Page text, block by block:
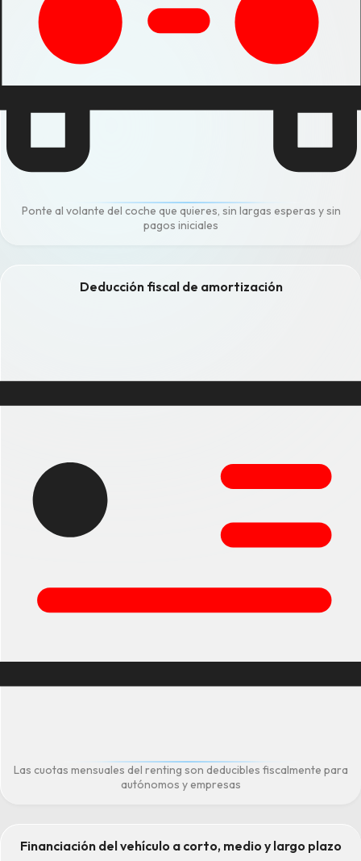
Ponte al volante del coche que quieres, sin largas esperas y sin
pagos iniciales
Deducción fiscal de amortización
Las cuotas mensuales del renting son deducibles fiscalmente para
autónomos y empresas
Financiación del vehículo a corto, medio y largo plazo